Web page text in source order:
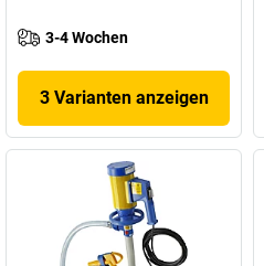
3-4 Wochen
3 Varianten anzeigen